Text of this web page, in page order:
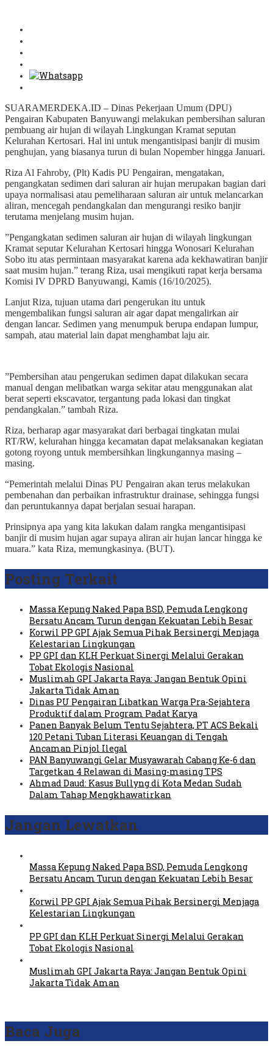
SUARAMERDEKA.ID – Dinas Pekerjaan Umum (DPU)
Pengairan Kabupaten Banyuwangi melakukan pembersihan saluran
pembuang air hujan di wilayah Lingkungan Kramat seputan
Kelurahan Kertosari. Hal ini untuk mengantisipasi banjir di musim
penghujan, yang biasanya turun di bulan Nopember hingga Januari.
Riza Al Fahroby, (Plt) Kadis PU Pengairan, mengatakan,
pengangkatan sedimen dari saluran air hujan merupakan bagian dari
upaya normalisasi atau pemeliharaan saluran air untuk melancarkan
aliran, mencegah pendangkalan dan mengurangi resiko banjir
terutama menjelang musim hujan.
”Pengangkatan sedimen saluran air hujan di wilayah lingkungan
Kramat seputar Kelurahan Kertosari hingga Wonosari Kelurahan
Sobo itu atas permintaan masyarakat karena ada kekhawatiran banjir
saat musim hujan.” terang Riza, usai mengikuti rapat kerja bersama
Komisi IV DPRD Banyuwangi, Kamis (16/10/2025).
Lanjut Riza, tujuan utama dari pengerukan itu untuk
mengembalikan fungsi saluran air agar dapat mengalirkan air
dengan lancar. Sedimen yang menumpuk berupa endapan lumpur,
sampah, atau material lain dapat menghambat laju air.
”Pembersihan atau pengerukan sedimen dapat dilakukan secara
manual dengan melibatkan warga sekitar atau menggunakan alat
berat seperti ekscavator, tergantung pada lokasi dan tingkat
pendangkalan.” tambah Riza.
Riza, berharap agar masyarakat dari berbagai tingkatan mulai
RT/RW, kelurahan hingga kecamatan dapat melaksanakan kegiatan
gotong royong untuk membersihkan lingkungannya masing –
masing.
“Pemerintah melalui Dinas PU Pengairan akan terus melakukan
pembenahan dan perbaikan infrastruktur drainase, sehingga fungsi
dan peruntukannya dapat berjalan sesuai harapan.
Prinsipnya apa yang kita lakukan dalam rangka mengantisipasi
banjir di musim hujan agar supaya aliran air hujan lancar hingga ke
muara.” kata Riza, memungkasinya. (BUT).
Posting Terkait
Massa Kepung Naked Papa BSD, Pemuda Lengkong
Bersatu Ancam Turun dengan Kekuatan Lebih Besar
Korwil PP GPI Ajak Semua Pihak Bersinergi Menjaga
Kelestarian Lingkungan
PP GPI dan KLH Perkuat Sinergi Melalui Gerakan
Tobat Ekologis Nasional
Muslimah GPI Jakarta Raya: Jangan Bentuk Opini
Jakarta Tidak Aman
Dinas PU Pengairan Libatkan Warga Pra-Sejahtera
Produktif dalam Program Padat Karya
Panen Banyak Belum Tentu Sejahtera, PT ACS Bekali
120 Petani Tuban Literasi Keuangan di Tengah
Ancaman Pinjol Ilegal
PAN Banyuwangi Gelar Musyawarah Cabang Ke-6 dan
Targetkan 4 Relawan di Masing-masing TPS
Ahmad Daud: Kasus Bullyng di Kota Medan Sudah
Dalam Tahap Mengkhawatirkan
Jangan Lewatkan
Massa Kepung Naked Papa BSD, Pemuda Lengkong
Bersatu Ancam Turun dengan Kekuatan Lebih Besar
Korwil PP GPI Ajak Semua Pihak Bersinergi Menjaga
Kelestarian Lingkungan
PP GPI dan KLH Perkuat Sinergi Melalui Gerakan
Tobat Ekologis Nasional
Muslimah GPI Jakarta Raya: Jangan Bentuk Opini
Jakarta Tidak Aman
Baca Juga